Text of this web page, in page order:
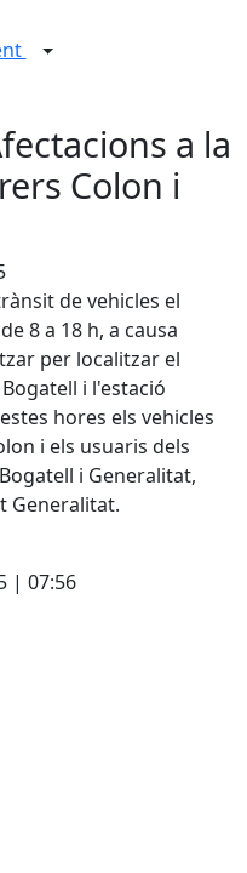
a la
Colon i
de vehicles el
8 a 18 h, a causa
per localitzar el
i l'estació
hores els vehicles
i els usuaris dels
i Generalitat,
Generalitat.
| 07:56